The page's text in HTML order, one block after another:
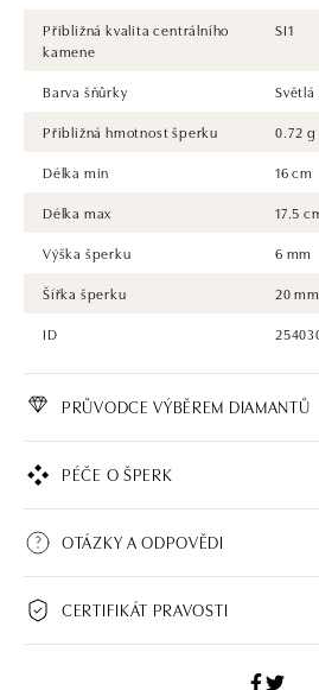
Přibližná kvalita centrálního
kamene
SI1
Barva šňůrky
Světlá
Přibližná hmotnost šperku
0.72 g
Délka min
16 cm
Délka max
17.5
Výška šperku
6 mm
Šířka šperku
20 mm
ID
PRŮVODCE VÝBĚREM DIAMANTŮ
PÉČE O ŠPERK
OTÁZKY A ODPOVĚDI
CERTIFIKÁT PRAVOSTI